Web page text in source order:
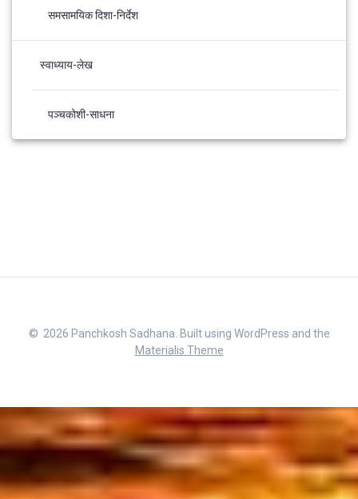
समसामयिक दिशा-निर्देश
स्वाध्याय-लेख
पञ्चकोशी-साधना
© 2026 Panchkosh Sadhana. Built using WordPress and the
Materialis Theme